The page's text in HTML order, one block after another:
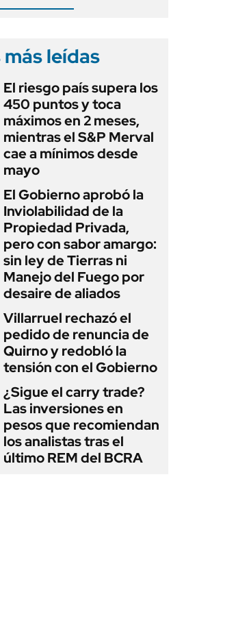
más leídas
El riesgo país supera los
450 puntos y toca
máximos en 2 meses,
mientras el S&P Merval
cae a mínimos desde
mayo
El Gobierno aprobó la
Inviolabilidad de la
Propiedad Privada,
pero con sabor amargo:
sin ley de Tierras ni
Manejo del Fuego por
desaire de aliados
Villarruel rechazó el
pedido de renuncia de
Quirno y redobló la
tensión con el Gobierno
¿Sigue el carry trade?
Las inversiones en
pesos que recomiendan
los analistas tras el
último REM del BCRA